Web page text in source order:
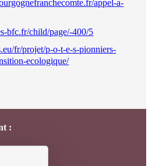
appel-a-
bfc.fr/child/page/-400/5
fr/projet/p-o-t-e-s-pionniers-
ecologique/
: